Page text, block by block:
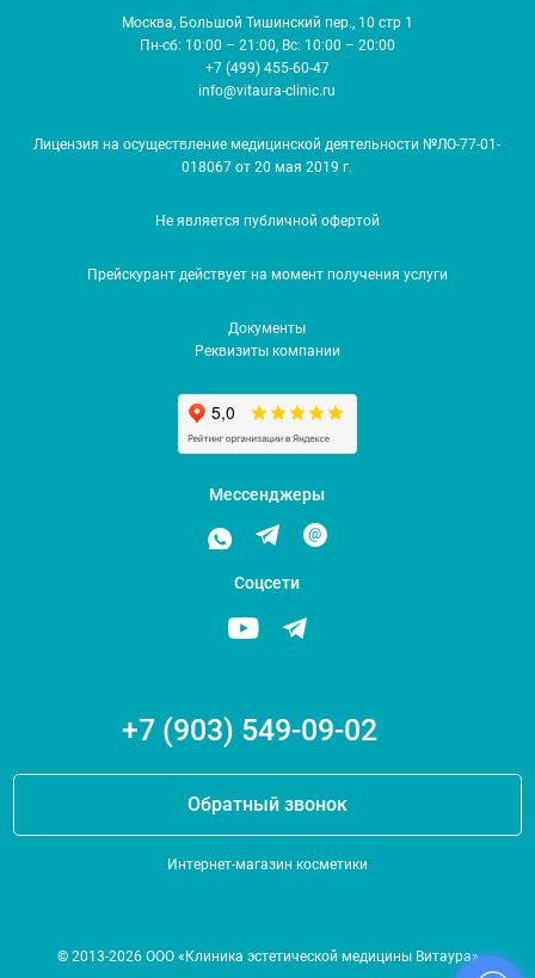
Москва, Большой Тишинский пер., 10 стр 1
Пн-сб: 10:00 – 21:00, Вс: 10:00 – 20:00
+7 (499) 455-60-47
info@vitaura-clinic.ru
Лицензия на осуществление медицинской деятельности №ЛО-77-01-
018067 от 20 мая 2019 г.
Не является публичной офертой
Прейскурант действует на момент получения услуги
Документы
Реквизиты компании
Мессенджеры
Соцсети
+7 (903) 549-09-02
Обратный звонок
Интернет-магазин косметики
© 2013-2026 ООО «Клиника эстетической медицины Витаура»